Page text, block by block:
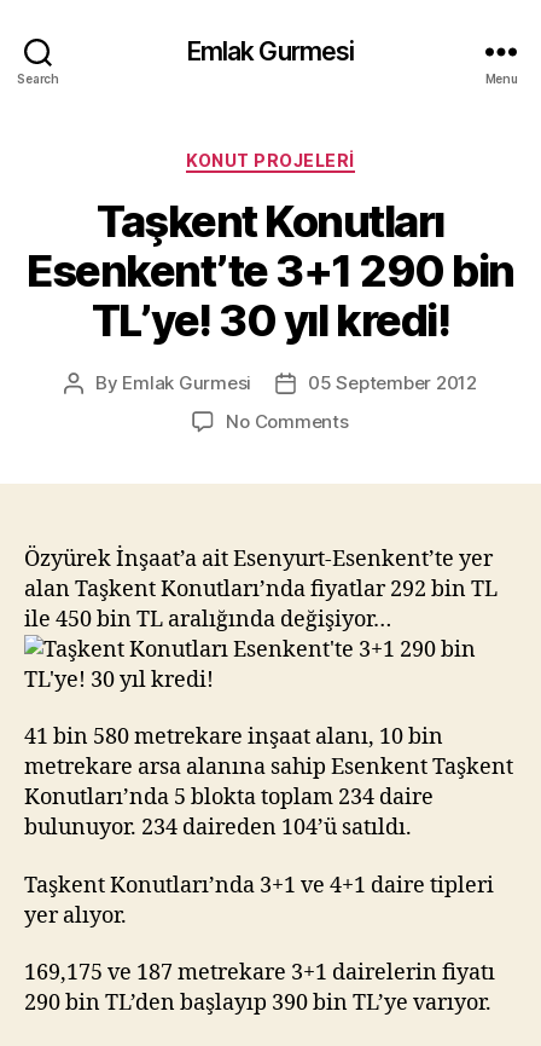
Search
Emlak Gurmesi
Menu
Categories
KONUT PROJELERI
Taşkent Konutları
Esenkent’te 3+1 290 bin
TL’ye! 30 yıl kredi!
Post
By Emlak Gurmesi
Post05 September 2012
No Commentson
290
bin
30
yıl
Özyürek İnşaat’a ait Esenyurt-Esenkent’te yer
alan Taşkent Konutları’nda fiyatlar 292 bin TL
ile 450 bin TL aralığında değişiyor…
41 bin 580 metrekare inşaat alanı, 10 bin
metrekare arsa alanına sahip Esenkent Taşkent
Konutları’nda 5 blokta toplam 234 daire
bulunuyor. 234 daireden 104’ü satıldı.
Taşkent Konutları’nda 3+1 ve 4+1 daire tipleri
yer alıyor.
169,175 ve 187 metrekare 3+1 dairelerin fiyatı
290 bin TL’den başlayıp 390 bin TL’ye varıyor.